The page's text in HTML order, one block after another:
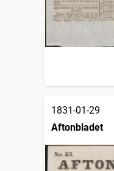
1831-01-29
Aftonbladet